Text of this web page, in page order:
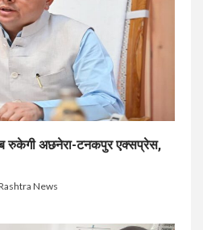
रुकेगी अछनेरा-टनकपुर एक्सप्रेस,
News